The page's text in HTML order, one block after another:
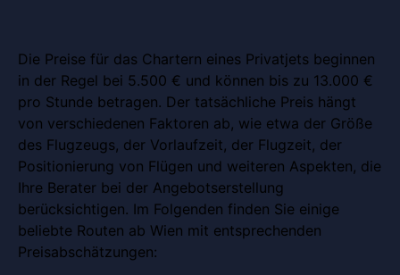
Die Preise für das Chartern eines Privatjets beginnen
in der Regel bei 5.500 € und können bis zu 13.000 €
pro Stunde betragen. Der tatsächliche Preis hängt
von verschiedenen Faktoren ab, wie etwa der Größe
des Flugzeugs, der Vorlaufzeit, der Flugzeit, der
Positionierung von Flügen und weiteren Aspekten, die
Ihre Berater bei der Angebotserstellung
berücksichtigen. Im Folgenden finden Sie einige
beliebte Routen ab Wien mit entsprechenden
Preisabschätzungen: